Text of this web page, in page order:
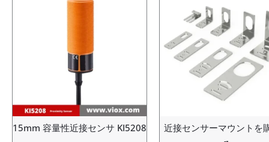
15mm 容量性近接センサ KI5208
近接センサーマウントを